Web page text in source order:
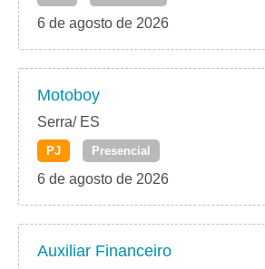
6 de agosto de 2026
Motoboy
Serra/ ES
PJ Presencial
6 de agosto de 2026
Auxiliar Financeiro